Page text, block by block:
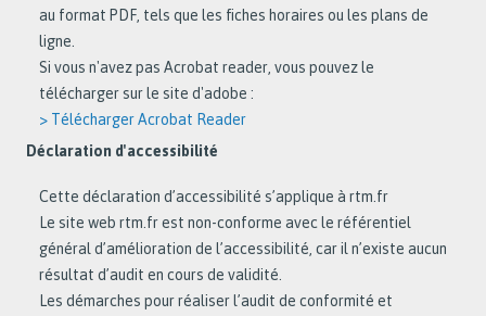
au format PDF, tels que les fiches horaires ou les plans de
ligne.
Si vous n'avez pas Acrobat reader, vous pouvez le
télécharger sur le site d'adobe :
> Télécharger Acrobat Reader
Déclaration d'accessibilité
Cette déclaration d’accessibilité s’applique à rtm.fr
Le site web rtm.fr est non-conforme avec le référentiel
général d’amélioration de l’accessibilité, car il n’existe aucun
résultat d’audit en cours de validité.
Les démarches pour réaliser l’audit de conformité et